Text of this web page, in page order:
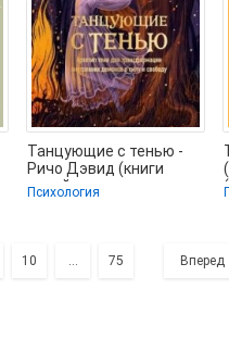
Танцующие с тенью -
Ричо Дэвид (книги
онлайн полностью
Психология
10 ... 75 Вперед